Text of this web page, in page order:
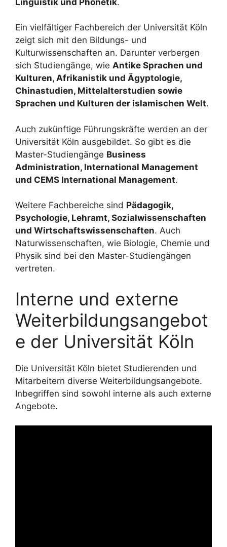
Ein vielfältiger Fachbereich der Universität Köln
zeigt sich mit den Bildungs- und
Kulturwissenschaften an. Darunter verbergen
sich Studiengänge, wie Antike Sprachen und
Kulturen, Afrikanistik und Ägyptologie,
Chinastudien, Mittelalterstudien sowie
Sprachen und Kulturen der islamischen Welt.
Auch zukünftige Führungskräfte werden an der
Universität Köln ausgebildet. So gibt es die
Master-Studiengänge Business
Administration, International Management
und CEMS International Management.
Weitere Fachbereiche sind Pädagogik,
Psychologie, Lehramt, Sozialwissenschaften
und Wirtschaftswissenschaften. Auch
Naturwissenschaften, wie Biologie, Chemie und
Physik sind bei den Master-Studiengängen
vertreten.
Interne und externe
Weiterbildungsangebot
e der Universität Köln
Die Universität Köln bietet Studierenden und
Mitarbeitern diverse Weiterbildungsangebote.
Inbegriffen sind sowohl interne als auch externe
Angebote.